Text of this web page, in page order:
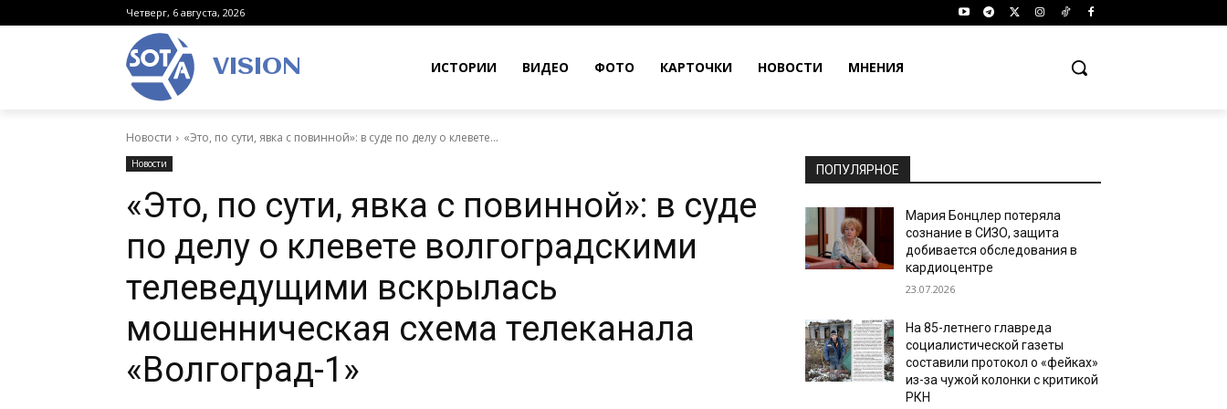
Четверг, 6 августа, 2026
VISION ИСТОРИИ ВИДЕО ФОТО КАРТОЧКИ НОВОСТИ МНЕНИЯ
Новости «Это, по сути, явка с повинной»: в суде по делу о клевете...
Новости
«Это, по сути, явка с повинной»: в суде
по делу о клевете волгоградскими
телеведущими вскрылась
мошенническая схема телеканала
«Волгоград-1»
ПОПУЛЯРНОЕ
Мария Бонцлер потеряла
сознание в СИЗО, защита
добивается обследования в
кардиоцентре
23.07.2026
На 85-летнего главреда
социалистической газеты
составили протокол о «фейках»
из-за чужой колонки с критикой
РКН